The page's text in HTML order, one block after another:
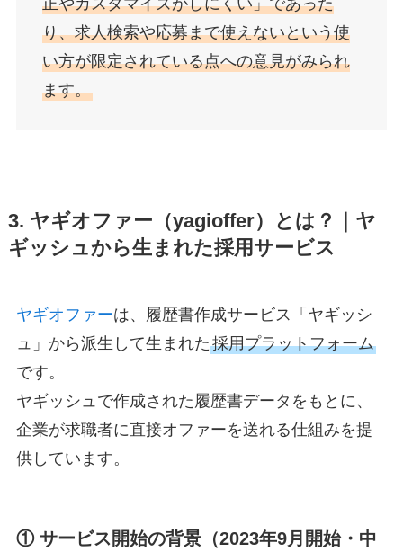
正やカスタマイズがしにくい」であった
り、求人検索や応募まで使えないという使
い方が限定されている点への意見がみられ
ます。
3. ヤギオファー（yagioffer）とは？｜ヤ
ギッシュから生まれた採用サービス
ヤギオファーは、履歴書作成サービス「ヤギッシ
ュ」から派生して生まれた採用プラットフォーム
です。
ヤギッシュで作成された履歴書データをもとに、
企業が求職者に直接オファーを送れる仕組みを提
供しています。
① サービス開始の背景（2023年9月開始・中